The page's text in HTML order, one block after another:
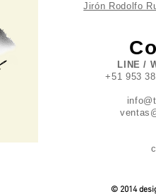
Jirón Rodolfo
LINE /
+51 953
© 2014